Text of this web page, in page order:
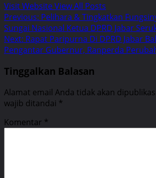
Visit WebsiteView All Posts
Post
navigation
Previous: Pelihara & Tingkatkan
Sungai Nasional Ketua DPRD Jabar
Next: Rapat Paripurna Di DPRD Jabar
Pengantar Gubernur, Ranperda
Tinggalkan Balasan
Alamat email Anda tidak akan
wajib ditandai *
Komentar *